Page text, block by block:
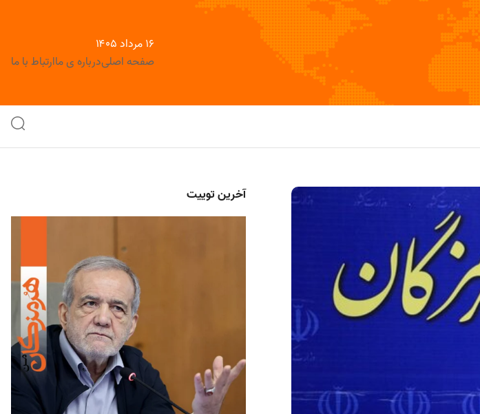
۱۶ مرداد ۱۴۰۵
صفحه اصلیدرباره ی ماارتباط با ما
آخرین توییت